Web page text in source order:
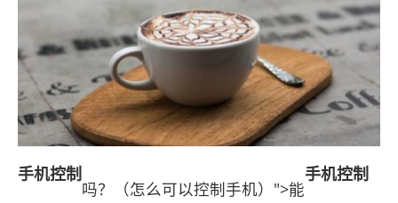
手机控制
吗？（怎么可以控制手机）">能
手机控制